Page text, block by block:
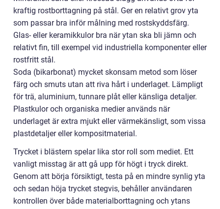
kraftig rostborttagning på stål. Ger en relativt grov yta
som passar bra inför målning med rostskyddsfärg.
Glas- eller keramikkulor bra när ytan ska bli jämn och
relativt fin, till exempel vid industriella komponenter eller
rostfritt stål.
Soda (bikarbonat) mycket skonsam metod som löser
färg och smuts utan att riva hårt i underlaget. Lämpligt
för trä, aluminium, tunnare plåt eller känsliga detaljer.
Plastkulor och organiska medier används när
underlaget är extra mjukt eller värmekänsligt, som vissa
plastdetaljer eller kompositmaterial.
Trycket i blästern spelar lika stor roll som mediet. Ett
vanligt misstag är att gå upp för högt i tryck direkt.
Genom att börja försiktigt, testa på en mindre synlig yta
och sedan höja trycket stegvis, behåller användaren
kontrollen över både materialborttagning och ytans